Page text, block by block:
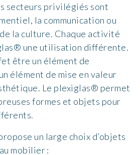
secteurs privilégiés sont
la communication ou
la culture. Chaque activité
une utilisation différente.
être un élément de
élément de mise en valeur
Le plexiglas® permet
formes et objets pour
un large choix d’objets
mobilier :